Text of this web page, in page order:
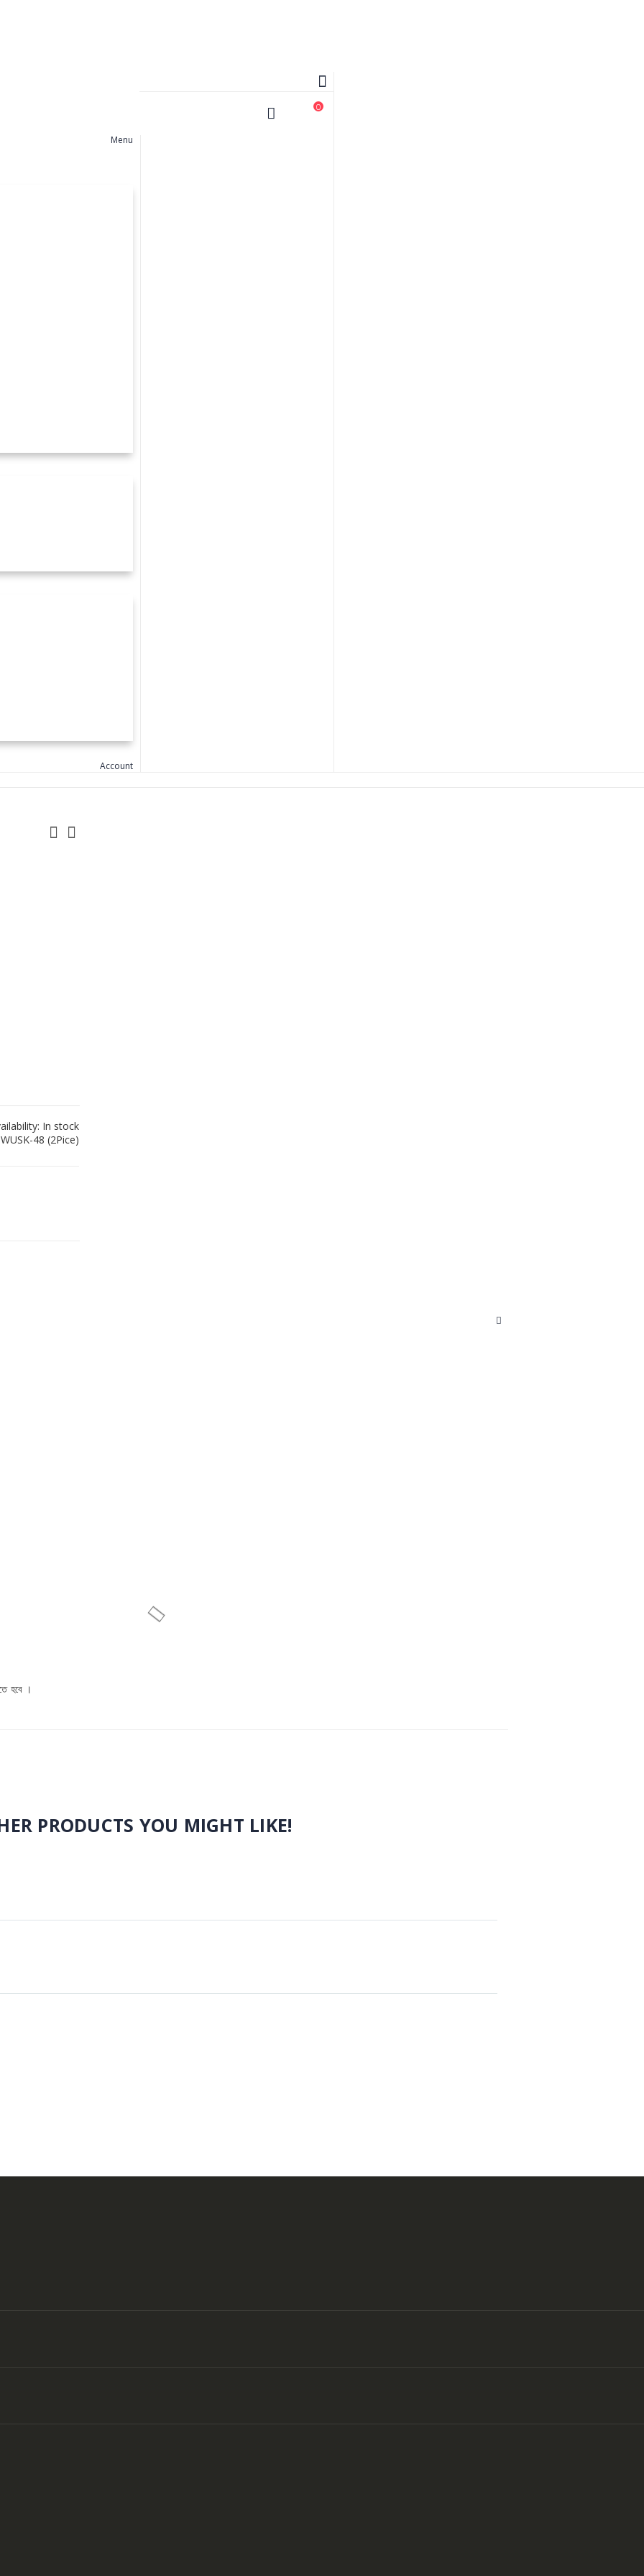
Cart
0
Menu
Account
In stock
WUSK-48 (2Pice)
হবে ।
PRODUCTS YOU MIGHT LIKE!